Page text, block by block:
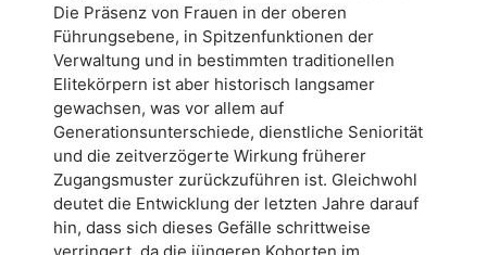
Die Präsenz von Frauen in der oberen
Führungsebene, in Spitzenfunktionen der
Verwaltung und in bestimmten traditionellen
Elitekörpern ist aber historisch langsamer
gewachsen, was vor allem auf
Generationsunterschiede, dienstliche Seniorität
und die zeitverzögerte Wirkung früherer
Zugangsmuster zurückzuführen ist. Gleichwohl
deutet die Entwicklung der letzten Jahre darauf
hin, dass sich dieses Gefälle schrittweise